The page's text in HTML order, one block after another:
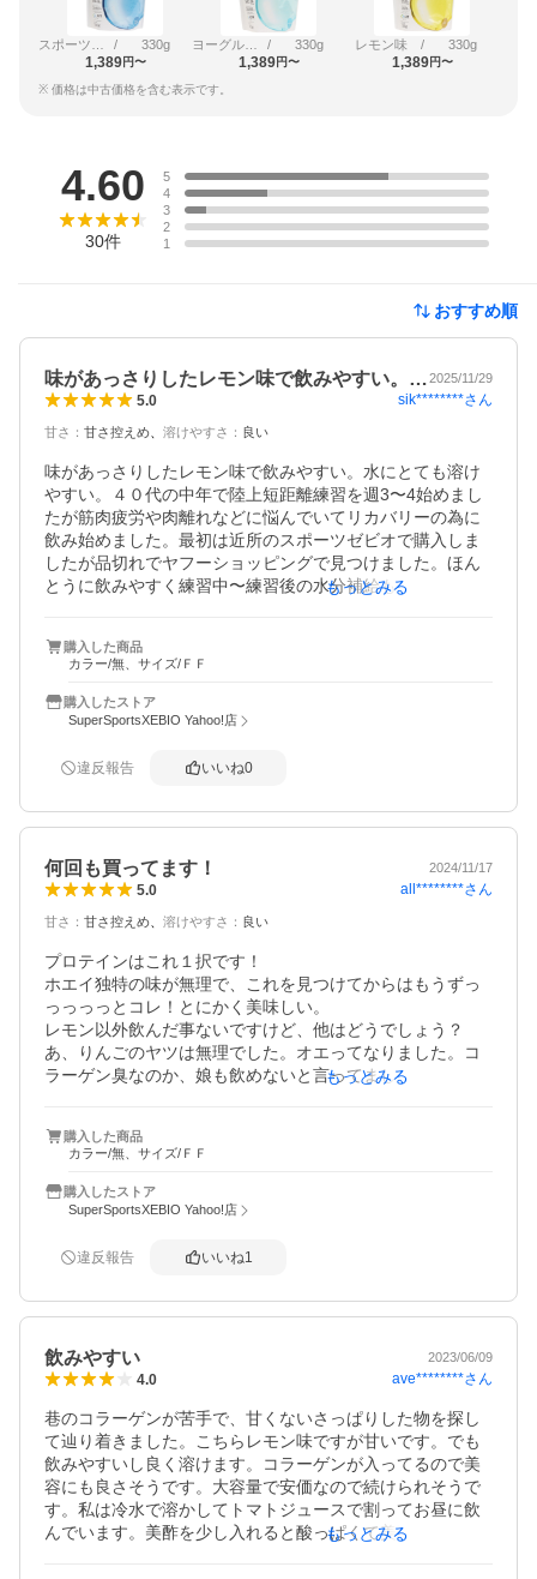
/ 330g
1,389円〜
/ 330g
1,389円〜
レモン味 / 330g
1,389円〜
※ 価格は中古価格を含む表示です。
4.60
30件
5
4
3
2
1
おすすめ順
味があっさりしたレモン味で飲みやすい。…2025/11/29
5.0 sik********さん
甘さ ： 甘さ控えめ 溶けやすさ ： 良い
味があっさりしたレモン味で飲みやすい。水にとても溶け
やすい。４０代の中年で陸上短距離練習を週3〜4始めまし
たが筋肉疲労や肉離れなどに悩んでいてリカバリーの為に
飲み始めました。最初は近所のスポーツゼビオで購入しま
したが品切れでヤフーショッピングで見つけました。ほん
とうに飲みやすく練習中〜練習後の水分補給も兼ねて飲む
く練習しています。
もっとみる
購入した商品
カラー/無、サイズ/ＦＦ
購入したストア
SuperSportsXEBIO Yahoo!店
違反報告 いいね0
何回も買ってます！ 2024/11/17
5.0 all********さん
甘さ ： 甘さ控えめ 溶けやすさ ： 良い
プロテインはこれ１択です！
ホエイ独特の味が無理で、これを見つけてからはもうずっ
っっっっとコレ！とにかく美味しい。
レモン以外飲んだ事ないですけど、他はどうでしょう？
あ、りんごのヤツは無理でした。オエってなりました。コ
ラーゲン臭なのか、娘も飲めないと言ってました。
これからもコレ一択ですね！
もっとみる
購入した商品
カラー/無、サイズ/ＦＦ
購入したストア
SuperSportsXEBIO Yahoo!店
違反報告 いいね1
飲みやすい 2023/06/09
4.0 ave********さん
巷のコラーゲンが苦手で、甘くないさっぱりした物を探し
て辿り着きました。こちらレモン味ですが甘いです。でも
飲みやすいし良く溶けます。コラーゲンが入ってるので美
容にも良さそうです。大容量で安価なので続けられそうで
す。私は冷水で溶かしてトマトジュースで割ってお昼に飲
んでいます。美酢を少し入れると酸っぱくて美味しいで
もっとみる